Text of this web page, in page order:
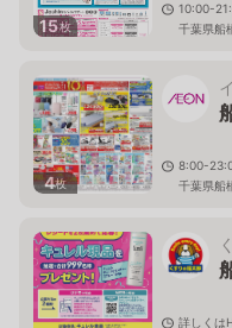
15枚
10:00-
千葉県船
4枚
8:00-
千葉県船
詳しくは